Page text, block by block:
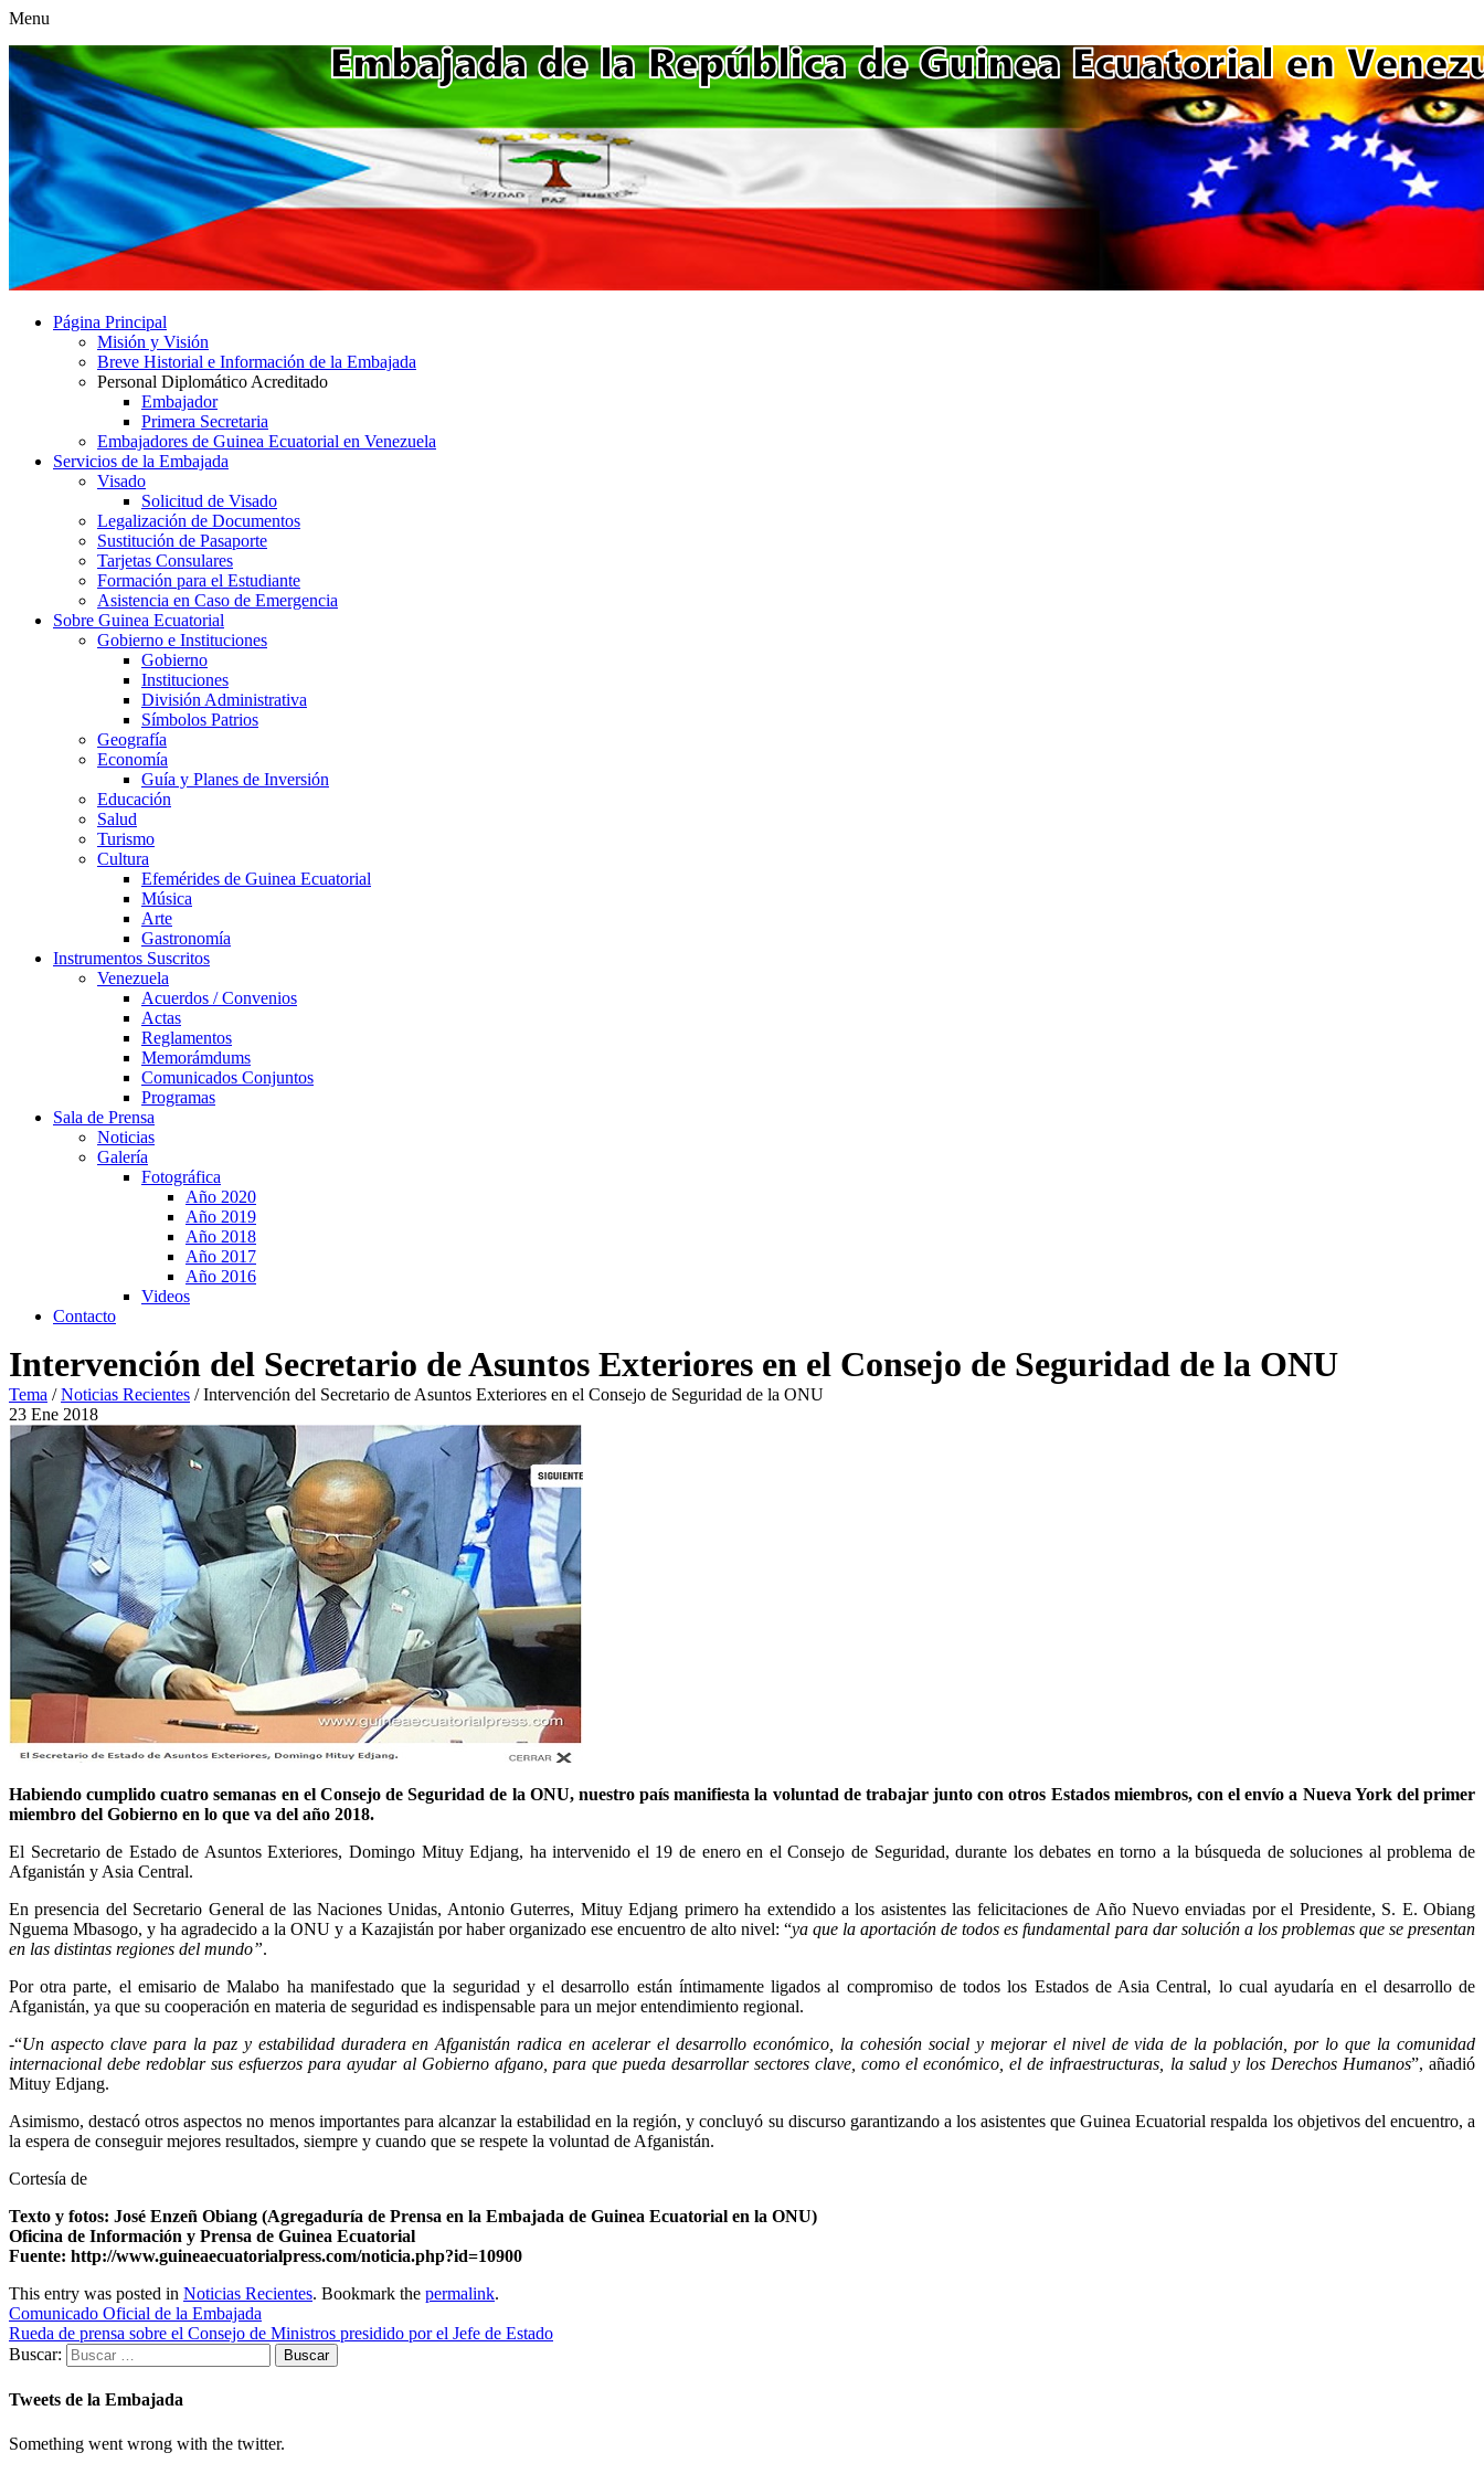
Menu
Página Principal
Misión y Visión
Breve Historial e Información de la Embajada
Personal Diplomático Acreditado
Embajador
Primera Secretaria
Embajadores de Guinea Ecuatorial en Venezuela
Servicios de la Embajada
Visado
Solicitud de Visado
Legalización de Documentos
Sustitución de Pasaporte
Tarjetas Consulares
Formación para el Estudiante
Asistencia en Caso de Emergencia
Sobre Guinea Ecuatorial
Gobierno e Instituciones
Gobierno
Instituciones
División Administrativa
Símbolos Patrios
Geografía
Economía
Guía y Planes de Inversión
Educación
Salud
Turismo
Cultura
Efemérides de Guinea Ecuatorial
Música
Arte
Gastronomía
Instrumentos Suscritos
Venezuela
Acuerdos / Convenios
Actas
Reglamentos
Memorámdums
Comunicados Conjuntos
Programas
Sala de Prensa
Noticias
Galería
Fotográfica
Año 2020
Año 2019
Año 2018
Año 2017
Año 2016
Videos
Contacto
Intervención del Secretario de Asuntos Exteriores en el Consejo de Seguridad de la ONU
Tema /Noticias Recientes /Intervención del Secretario de Asuntos Exteriores en el Consejo de Seguridad de la ONU
23 Ene 2018
Habiendo cumplido cuatro semanas en el Consejo de Seguridad de la ONU, nuestro país manifiesta la voluntad de trabajar junto con otros Estados miembros, con el envío a Nueva York del primer
miembro del Gobierno en lo que va del año 2018.
El Secretario de Estado de Asuntos Exteriores, Domingo Mituy Edjang, ha intervenido el 19 de enero en el Consejo de Seguridad, durante los debates en torno a la búsqueda de soluciones al problema de
Afganistán y Asia Central.
En presencia del Secretario General de las Naciones Unidas, Antonio Guterres, Mituy Edjang primero ha extendido a los asistentes las felicitaciones de Año Nuevo enviadas por el Presidente, S. E. Obiang
Nguema Mbasogo, y ha agradecido a la ONU y a Kazajistán por haber organizado ese encuentro de alto nivel: “ya que la aportación de todos es fundamental para dar solución a los problemas que se presentan
en las distintas regiones del mundo”.
Por otra parte, el emisario de Malabo ha manifestado que la seguridad y el desarrollo están íntimamente ligados al compromiso de todos los Estados de Asia Central, lo cual ayudaría en el desarrollo de
Afganistán, ya que su cooperación en materia de seguridad es indispensable para un mejor entendimiento regional.
-“Un aspecto clave para la paz y estabilidad duradera en Afganistán radica en acelerar el desarrollo económico, la cohesión social y mejorar el nivel de vida de la población, por lo que la comunidad
internacional debe redoblar sus esfuerzos para ayudar al Gobierno afgano, para que pueda desarrollar sectores clave, como el económico, el de infraestructuras, la salud y los Derechos Humanos”, añadió
Mituy Edjang.
Asimismo, destacó otros aspectos no menos importantes para alcanzar la estabilidad en la región, y concluyó su discurso garantizando a los asistentes que Guinea Ecuatorial respalda los objetivos del encuentro, a
la espera de conseguir mejores resultados, siempre y cuando que se respete la voluntad de Afganistán.
Cortesía de
Texto y fotos: José Enzeñ Obiang (Agregaduría de Prensa en la Embajada de Guinea Ecuatorial en la ONU)
Oficina de Información y Prensa de Guinea Ecuatorial
Fuente: http://www.guineaecuatorialpress.com/noticia.php?id=10900
This entry was posted in Noticias Recientes. Bookmark the permalink.
Comunicado Oficial de la Embajada
Rueda de prensa sobre el Consejo de Ministros presidido por el Jefe de Estado
Buscar:
Tweets de la Embajada
Something went wrong with the twitter.